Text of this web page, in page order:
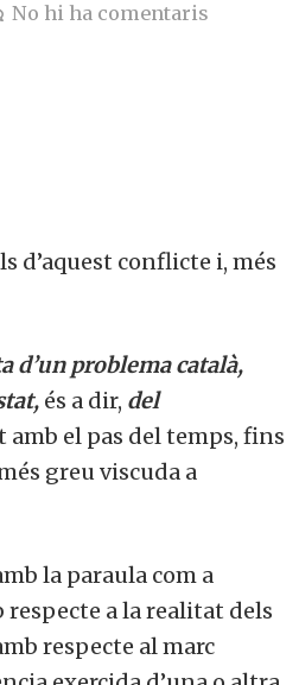
No hi ha comentaris
d’aquest conflicte i, més
d’un problema català,
és a dir, del
amb el pas del temps, fins
greu viscuda a
la paraula com a
respecte a la realitat dels
respecte al marc